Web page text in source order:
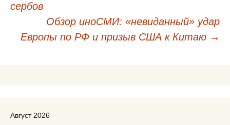
по
записям
сербов
Обзор иноСМИ: «невиданный» удар
Европы по РФ и призыв США к Китаю →
Август 2026